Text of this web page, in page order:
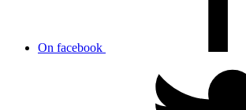
On facebook